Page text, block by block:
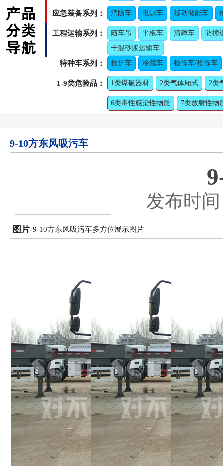
应急装备系列： 消防车 电源车 移动储能车
工程运输系列： 随车吊 平板车 清障车
防撞
干混砂浆运输车
特种车系列： 救护车 冷藏车 检修车/抢修车
1-9类危险品： 1类爆破器材 2类气体厢式 2类
6类毒性感染性物质 7类放射性物
9-10方东风吸污车
发布时
图片-9-10方东风吸污车多方位展示图片